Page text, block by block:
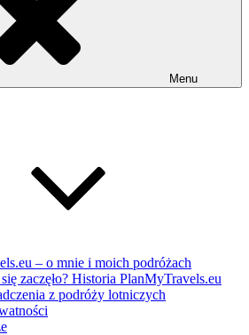
Menu
– o mnie i moich podróżach
zaczęło? Historia PlanMyTravels.eu
z podróży lotniczych